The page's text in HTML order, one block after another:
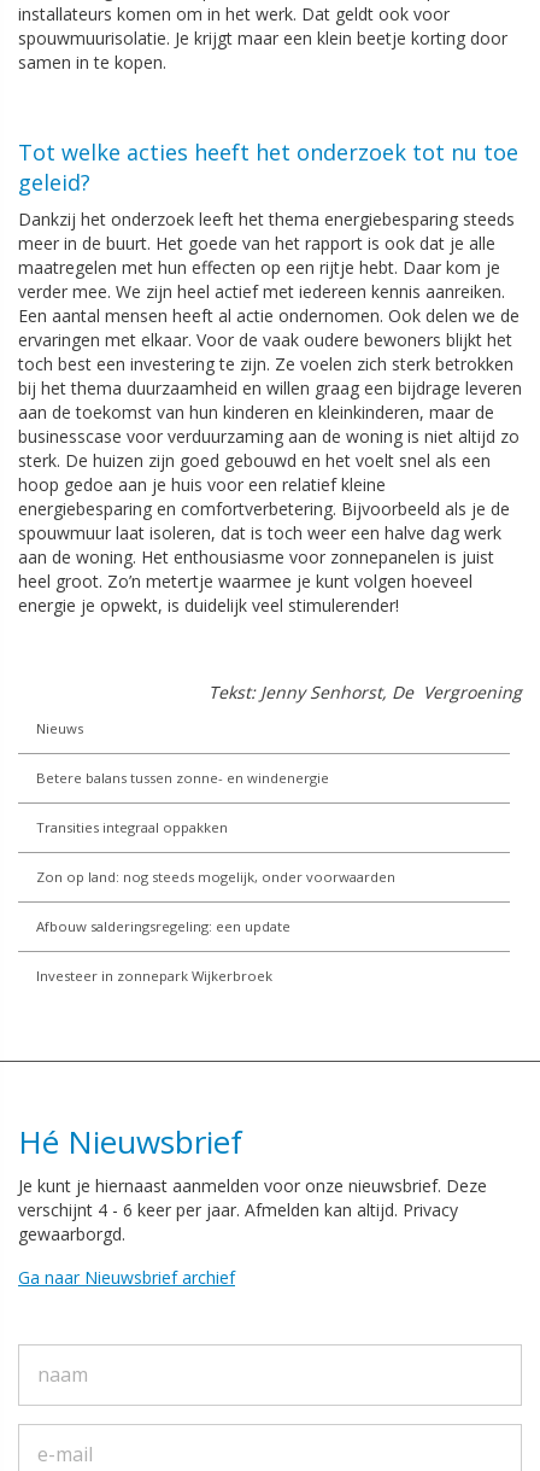
Nieuws
Betere balans tussen zonne- en windenergie
Transities integraal oppakken
Zon op land: nog steeds mogelijk, onder voorwaarden
Afbouw salderingsregeling: een update
Investeer in zonnepark Wijkerbroek
installateurs komen om in het werk. Dat geldt ook voor
spouwmuurisolatie. Je krijgt maar een klein beetje korting door
samen in te kopen.
Tot welke acties heeft het onderzoek tot nu toe
geleid?
Dankzij het onderzoek leeft het thema energiebesparing steeds
meer in de buurt. Het goede van het rapport is ook dat je alle
maatregelen met hun effecten op een rijtje hebt. Daar kom je
verder mee. We zijn heel actief met iedereen kennis aanreiken.
Een aantal mensen heeft al actie ondernomen. Ook delen we de
ervaringen met elkaar. Voor de vaak oudere bewoners blijkt het
toch best een investering te zijn. Ze voelen zich sterk betrokken
bij het thema duurzaamheid en willen graag een bijdrage leveren
aan de toekomst van hun kinderen en kleinkinderen, maar de
businesscase voor verduurzaming aan de woning is niet altijd zo
sterk. De huizen zijn goed gebouwd en het voelt snel als een
hoop gedoe aan je huis voor een relatief kleine
energiebesparing en comfortverbetering. Bijvoorbeeld als je de
spouwmuur laat isoleren, dat is toch weer een halve dag werk
aan de woning. Het enthousiasme voor zonnepanelen is juist
heel groot. Zo’n metertje waarmee je kunt volgen hoeveel
energie je opwekt, is duidelijk veel stimulerender!
Tekst: Jenny Senhorst, De Vergroening
Hé Nieuwsbrief
Je kunt je hiernaast aanmelden voor onze nieuwsbrief. Deze
verschijnt 4 - 6 keer per jaar. Afmelden kan altijd. Privacy
gewaarborgd.
Ga naar Nieuwsbrief archief